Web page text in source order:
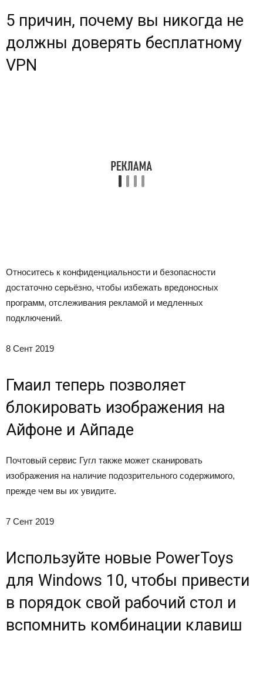
5 причин, почему вы никогда не
должны доверять бесплатному
VPN
Относитесь к конфиденциальности и безопасности
достаточно серьёзно, чтобы избежать вредоносных
программ, отслеживания рекламой и медленных
подключений.
8 Сент 2019
Гмаил теперь позволяет
блокировать изображения на
Айфоне и Айпаде
Почтовый сервис Гугл также может сканировать
изображения на наличие подозрительного содержимого,
прежде чем вы их увидите.
7 Сент 2019
Используйте новые PowerToys
для Windows 10, чтобы привести
в порядок свой рабочий стол и
вспомнить комбинации клавиш